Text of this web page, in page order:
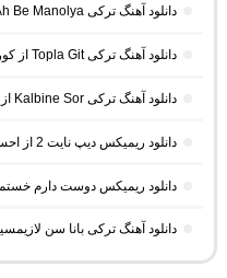
دانلود آهنگ ترکی Ah Be Manolya از بوراک بولوت
دانلود آهنگ ترکی Topla Git از کورتولوش کوش
دانلود آهنگ ترکی Kalbine Sor از Bahadır Macit و Tunahan Sakar
دانلود ریمیکس دیپ نایت 2 از احسان رمزی (ریمیکس طولانی غمگین)
دانلود ریمیکس دوست دارم
دانلود آهنگ ترکی بانا سن